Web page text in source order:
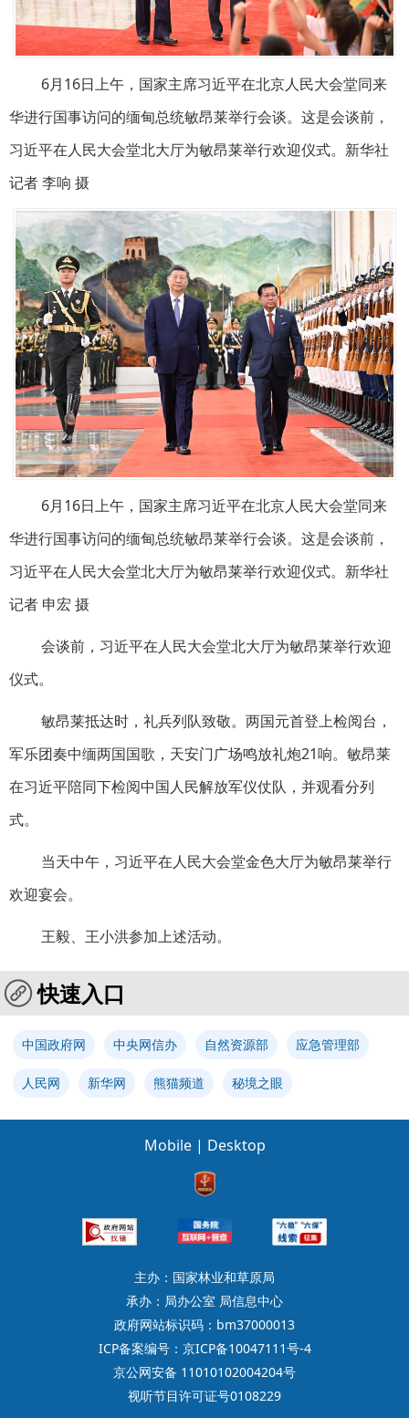
6月16日上午，国家主席习近平在北京人民大会堂同来
华进行国事访问的缅甸总统敏昂莱举行会谈。这是会谈前，
习近平在人民大会堂北大厅为敏昂莱举行欢迎仪式。新华社
记者 李响 摄
6月16日上午，国家主席习近平在北京人民大会堂同来
华进行国事访问的缅甸总统敏昂莱举行会谈。这是会谈前，
习近平在人民大会堂北大厅为敏昂莱举行欢迎仪式。新华社
记者 申宏 摄
会谈前，习近平在人民大会堂北大厅为敏昂莱举行欢迎
仪式。
敏昂莱抵达时，礼兵列队致敬。两国元首登上检阅台，
军乐团奏中缅两国国歌，天安门广场鸣放礼炮21响。敏昂莱
在习近平陪同下检阅中国人民解放军仪仗队，并观看分列
式。
当天中午，习近平在人民大会堂金色大厅为敏昂莱举行
欢迎宴会。
王毅、王小洪参加上述活动。
快速入口
中国政府网 中央网信办 自然资源部 应急管理部
人民网 新华网 熊猫频道 秘境之眼
Mobile | Desktop
主办：国家林业和草原局
承办：局办公室 局信息中心
政府网站标识码：bm37000013
ICP备案编号：京ICP备10047111号-4
京公网安备 11010102004204号
视听节目许可证号0108229